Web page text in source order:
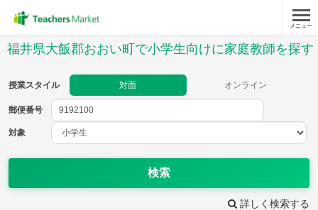
メニュー
福井県大飯郡おおい町で小学生向けに家庭教師を探す
授業スタイル 対面 オンライン
郵便番号
対象
検索
詳しく検索する
郵便番号